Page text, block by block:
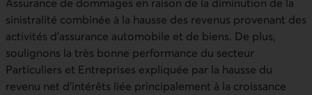
Assurance de dommages en raison de la diminution de la
sinistralité combinée à la hausse des revenus provenant des
activités d'assurance automobile et de biens. De plus,
soulignons la très bonne performance du secteur
Particuliers et Entreprises expliquée par la hausse du
revenu net d'intérêts liée principalement à la croissance